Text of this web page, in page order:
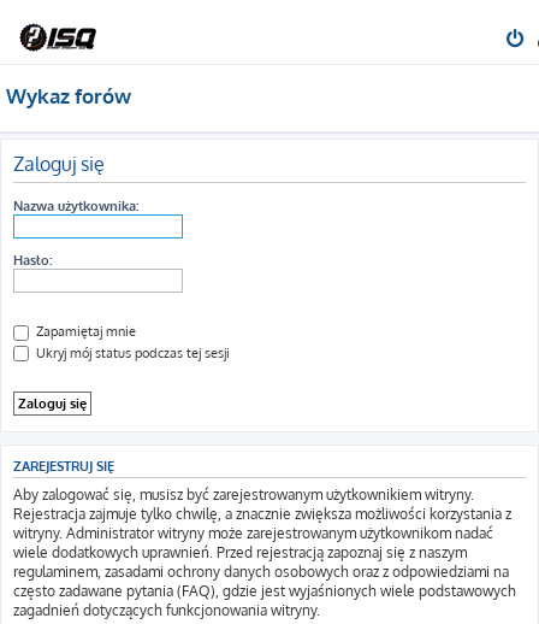
Wykaz forów
Zaloguj się
Nazwa użytkownika:
Hasło:
Zapamiętaj mnie
Ukryj mój status podczas tej sesji
ZAREJESTRUJ SIĘ
Aby zalogować się, musisz być zarejestrowanym użytkownikiem witryny.
Rejestracja zajmuje tylko chwilę, a znacznie zwiększa możliwości korzystania z
witryny. Administrator witryny może zarejestrowanym użytkownikom nadać
wiele dodatkowych uprawnień. Przed rejestracją zapoznaj się z naszym
regulaminem, zasadami ochrony danych osobowych oraz z odpowiedziami na
często zadawane pytania (FAQ), gdzie jest wyjaśnionych wiele podstawowych
zagadnień dotyczących funkcjonowania witryny.